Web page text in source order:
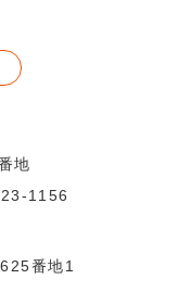
地
1156
番地1